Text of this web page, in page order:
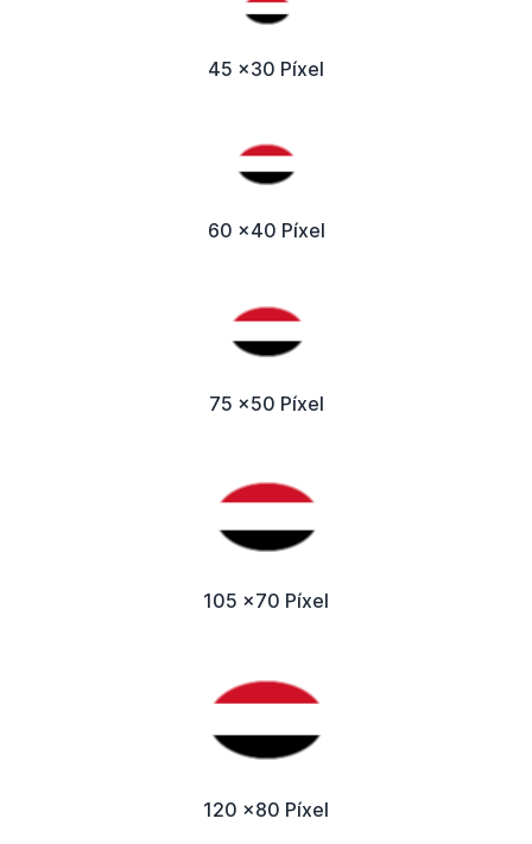
45 x30 Píxel
60 x40 Píxel
75 x50 Píxel
105 x70 Píxel
120 x80 Píxel